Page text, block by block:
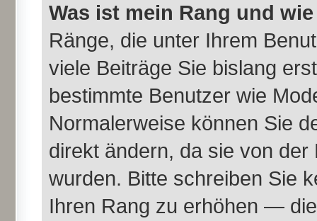
Was ist mein Rang und
Ränge, die unter Ihrem
viele Beiträge Sie bislang
bestimmte Benutzer wie
Normalerweise können Sie
direkt ändern, da sie von
wurden. Bitte schreiben Sie
Ihren Rang zu erhöhen —